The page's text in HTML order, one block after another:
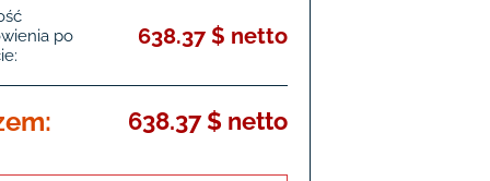
po
638.37 $ netto
638.37 $ netto